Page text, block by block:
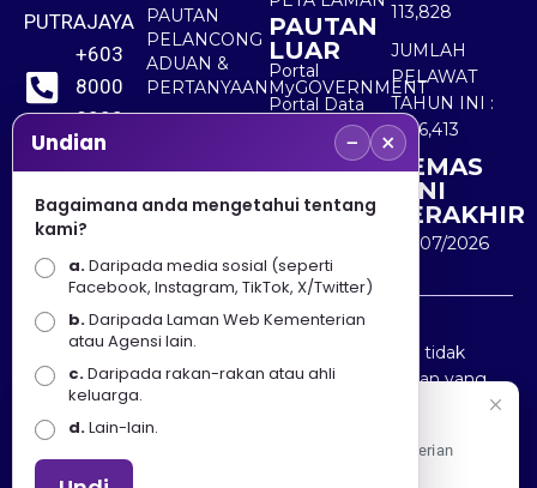
PUTRAJAYA
+603
8000
8000
+603
8891
7100
PAUTAN
PELANCONG
ADUAN &
PERTANYAAN
PAUTAN
LUAR
Portal
MyGOVERNMENT
Portal Data
Terbuka
Sektor Awam
113,828
JUMLAH
PELAWAT
TAHUN INI :
5,516,413
KEMAS
KINI
TERAKHIR
30/07/2026
Penafian : Kerajaan Malaysia dan Kementerian
Pelancongan Seni dan Budaya (MOTAC) adalah tidak
bertanggungjawab atas kehilangan atau kerugian yang
disebabkan oleh penggunaan mana-mana maklumat
yang diperolehi dari portal ini.
Undian − ×
Bagaimana anda mengetahui tentang
kami?
a.Daripada media sosial (seperti
Facebook, Instagram, TikTok, X/Twitter)
b.Daripada Laman Web Kementerian
atau Agensi lain.
c.Daripada rakan-rakan atau ahli
keluarga.
d.Lain-lain.
Apa Khabar! Selamat datang ke Portal Rasmi Kementerian
Pelancongan, Seni dan Budaya